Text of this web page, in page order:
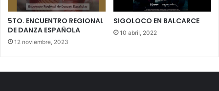
5TO. ENCUENTRO REGIONAL
DE DANZA ESPAÑOLA
12 noviembre, 2023
SIGOLOCO EN BALCARCE
10 abril, 2022